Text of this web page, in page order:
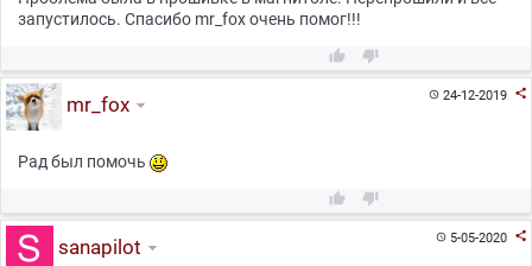
запустилось. Спасибо mr_fox очень помог!!!
 
24-12-2019 
mr_fox
Рад был помочь
 
5-05-2020 
sanapilot